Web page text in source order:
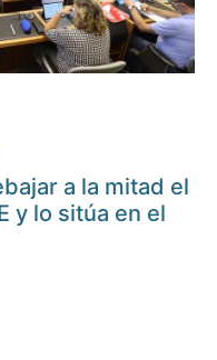
a la mitad el
y lo sitúa en el